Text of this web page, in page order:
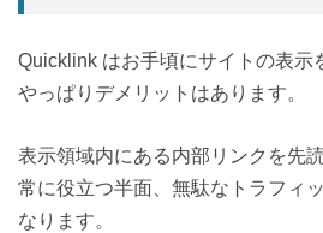
Quicklink はお手頃にサイトの表示
やっぱりデメリットはあります。
表示領域内にある内部リンクを先
常に役立つ半面、無駄なトラフィ
なります。